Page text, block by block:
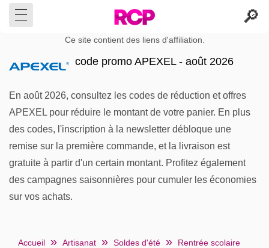
Ce site contient des liens d'affiliation.
code promo APEXEL - août 2026
En août 2026, consultez les codes de réduction et offres
APEXEL pour réduire le montant de votre panier. En plus
des codes, l'inscription à la newsletter débloque une
remise sur la première commande, et la livraison est
gratuite à partir d'un certain montant. Profitez également
des campagnes saisonnières pour cumuler les économies
sur vos achats.
Accueil Artisanat Soldes d'été
Rentrée scolaire